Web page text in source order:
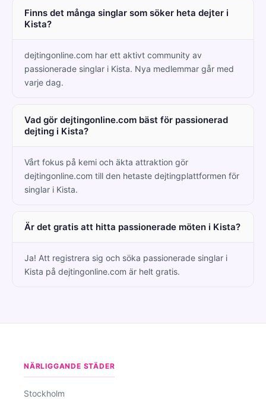
Finns det många singlar som söker heta dejter i
Kista?
dejtingonline.com har ett aktivt community av
passionerade singlar i Kista. Nya medlemmar går med
varje dag.
Vad gör dejtingonline.com bäst för passionerad
dejting i Kista?
Vårt fokus på kemi och äkta attraktion gör
dejtingonline.com till den hetaste dejtingplattformen för
singlar i Kista.
Är det gratis att hitta passionerade möten i Kista?
Ja! Att registrera sig och söka passionerade singlar i
Kista på dejtingonline.com är helt gratis.
NÄRLIGGANDE STÄDER
Stockholm